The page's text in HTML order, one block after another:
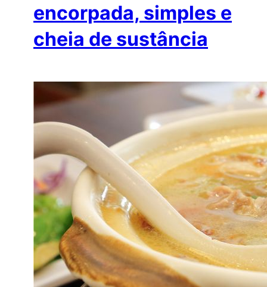
encorpada, simples e
cheia de sustância